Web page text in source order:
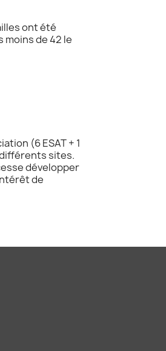
ont été
moins de 42 le
(6 ESAT + 1
sites.
développer
de